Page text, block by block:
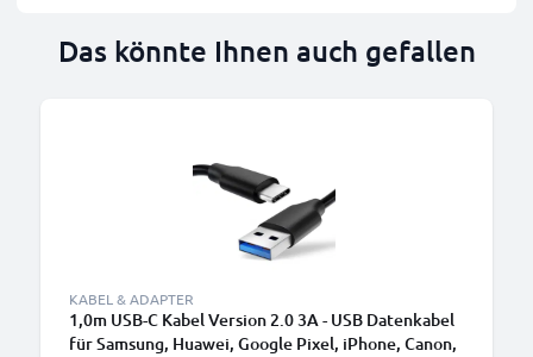
Das könnte Ihnen auch gefallen
KABEL & ADAPTER
1,0m USB-C Kabel Version 2.0 3A - USB Datenkabel
für Samsung, Huawei, Google Pixel, iPhone, Canon,